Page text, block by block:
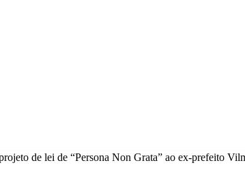
de lei de “Persona Non Grata” ao ex-prefeito